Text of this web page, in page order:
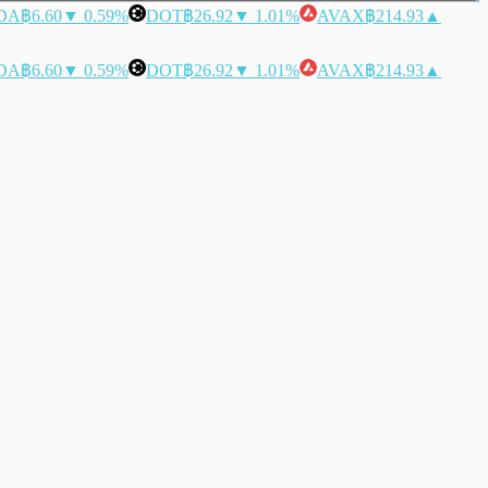
฿6.60▼ 0.59% DOT฿26.92 ▼ 1.01% AVAX฿214.93 ▲
฿6.60▼ 0.59% DOT฿26.92 ▼ 1.01% AVAX฿214.93 ▲